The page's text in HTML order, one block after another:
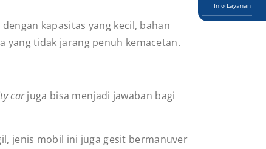
Info Layanan
kapasitas yang kecil, bahan
yang tidak jarang penuh kemacetan.
carjuga bisa menjadi jawaban bagi
jenis mobil ini juga gesit bermanuver